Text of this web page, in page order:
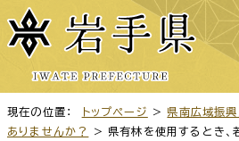
現在の位置： トップページ > 県南広域振興
ありませんか？
> 県有林を使用するとき、